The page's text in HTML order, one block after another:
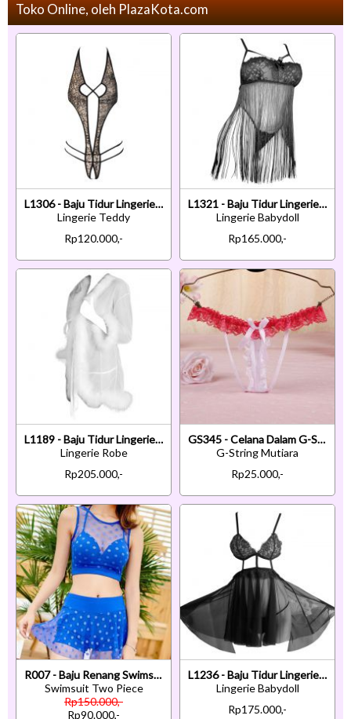
Toko Online, oleh PlazaKota.com
L1306 - Baju Tidur Lingerie Teddy Bodysuit Dress Halter Macan Tutul Coklat Transparan Crotchless
Lingerie Teddy
Rp120.000,-
L1321 - Baju Tidur Lingerie Babydoll Mini Dress Tali Silang Hitam Transparan Rumbai
Lingerie Babydoll
Rp165.000,-
L1189 - Baju Tidur Lingerie Robe Kimono Dress Putih Transparan Lengan Panjang Tepi Bulu
Lingerie Robe
Rp205.000,-
GS345 - Celana Dalam G-String Mutiara Putih Karet Peach
G-String Mutiara
Rp25.000,-
R007 - Baju Renang Swimsuit Two Piece Halterneck Biru Bra Kawat Cup Busa
Swimsuit Two Piece
Rp150.000,-
Rp90.000,-
L1236 - Baju Tidur Lingerie Babydoll Mini Dress Hitam Transparan Pengait Belakang
Lingerie Babydoll
Rp175.000,-